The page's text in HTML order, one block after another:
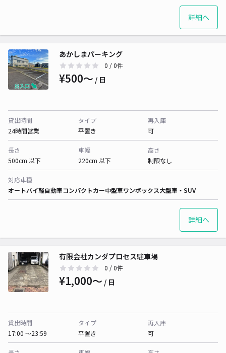
詳細へ
あかしまパーキング
0 / 0件
¥500〜 / 日
貸出時間
24時間営業
タイプ
平置き
再入庫
可
長さ
500cm 以下
車幅
220cm 以下
高さ
制限なし
対応車種
オートバイ軽自動車コンパクトカー中型車ワンボックス大型車・SUV
詳細へ
有限会社カンダプロセス駐車場
0 / 0件
¥1,000〜 / 日
貸出時間
17:00 〜23:59
タイプ
平置き
再入庫
可